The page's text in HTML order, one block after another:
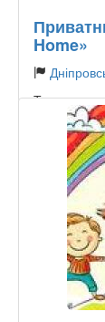
Home»
Тип